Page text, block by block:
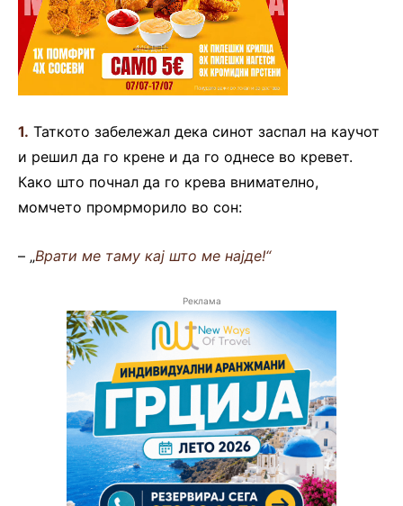
1. Таткото забележал дека синот заспал на каучот
и решил да го крене и да го однесе во кревет.
Како што почнал да го крева внимателно,
момчето промрморило во сон:
– „Врати ме таму кај што ме најде!“
Реклама